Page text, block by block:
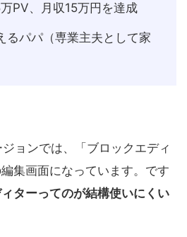
PV、月収15万円を達成
るパパ（専業主夫として家
ョンでは、「ブロックエディ
集画面になっています。です
ターってのが結構使いにくい